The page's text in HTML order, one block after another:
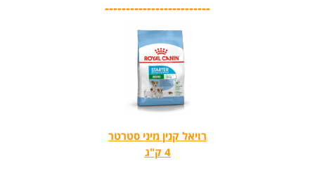
-------------------------
רויאל קנין מיני סטרטר
4 ק"ג